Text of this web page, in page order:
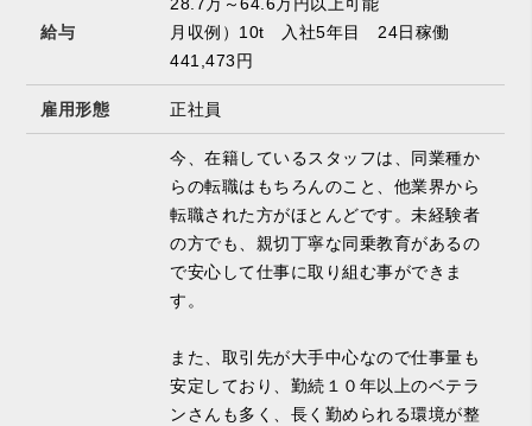
給与
月収例）10t 入社5年目 24日稼働
441,473円
雇用形態 正社員
今、在籍しているスタッフは、同業種か
らの転職はもちろんのこと、他業界から
転職された方がほとんどです。未経験者
の方でも、親切丁寧な同乗教育があるの
で安心して仕事に取り組む事ができま
す。
また、取引先が大手中心なので仕事量も
安定しており、勤続１０年以上のベテラ
ンさんも多く、長く勤められる環境が整